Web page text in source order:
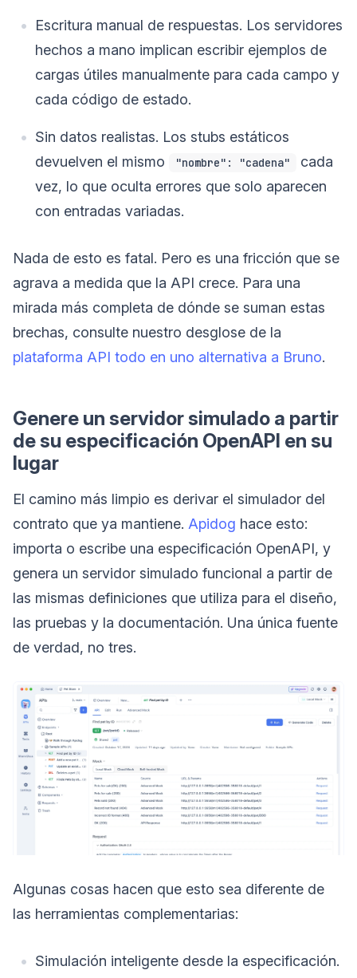
Escritura manual de respuestas. Los servidores
hechos a mano implican escribir ejemplos de
cargas útiles manualmente para cada campo y
cada código de estado.
Sin datos realistas. Los stubs estáticos
devuelven el mismo
"nombre": "cadena"
cada
vez, lo que oculta errores que solo aparecen
con entradas variadas.
Nada de esto es fatal. Pero es una fricción que se
agrava a medida que la API crece. Para una
mirada más completa de dónde se suman estas
brechas, consulte nuestro desglose de la
plataforma API todo en uno alternativa a Bruno.
Genere un servidor simulado a partir
de su especificación OpenAPI en su
lugar
El camino más limpio es derivar el simulador del
contrato que ya mantiene. Apidog hace esto:
importa o escribe una especificación OpenAPI, y
genera un servidor simulado funcional a partir de
las mismas definiciones que utiliza para el diseño,
las pruebas y la documentación. Una única fuente
de verdad, no tres.
Algunas cosas hacen que esto sea diferente de
las herramientas complementarias:
Simulación inteligente desde la especificación.